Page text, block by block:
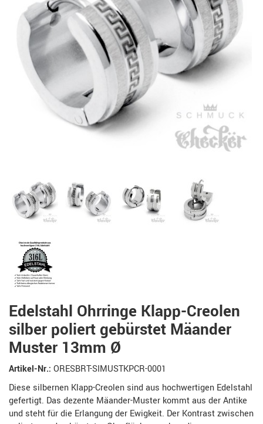
Edelstahl Ohrringe Klapp-Creolen
silber poliert gebürstet Mäander
Muster 13mm Ø
Artikel-Nr.: ORESBRT-SIMUSTKPCR-0001
Diese silbernen Klapp-Creolen sind aus hochwertigen Edelstahl
gefertigt. Das dezente Mäander-Muster kommt aus der Antike
und steht für die Erlangung der Ewigkeit. Der Kontrast zwischen